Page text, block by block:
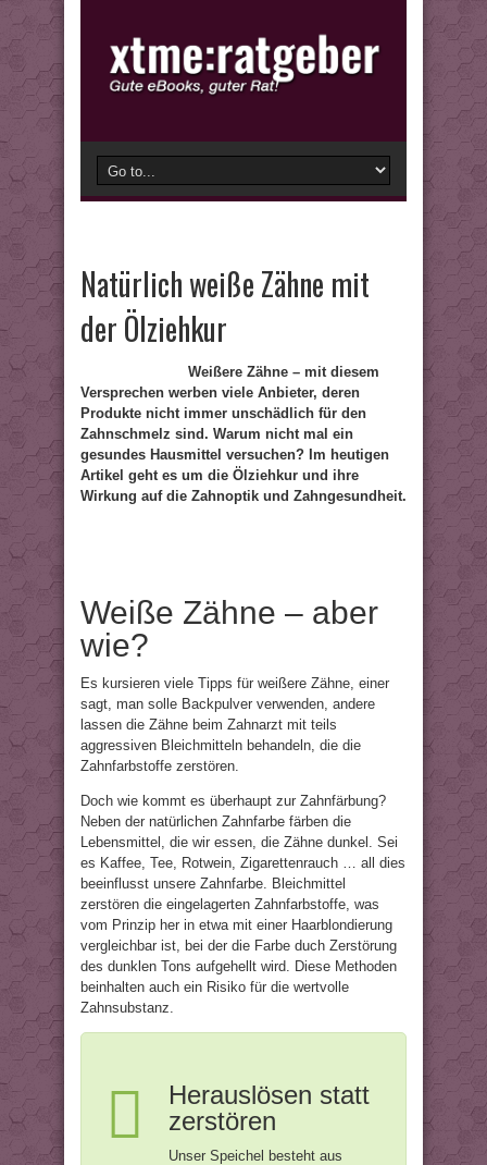
Natürlich weiße Zähne mit
der Ölziehkur
Weißere Zähne – mit diesem
Versprechen werben viele Anbieter, deren
Produkte nicht immer unschädlich für den
Zahnschmelz sind. Warum nicht mal ein
gesundes Hausmittel versuchen? Im heutigen
Artikel geht es um die Ölziehkur und ihre
Wirkung auf die Zahnoptik und Zahngesundheit.
Weiße Zähne – aber
wie?
Es kursieren viele Tipps für weißere Zähne, einer
sagt, man solle Backpulver verwenden, andere
lassen die Zähne beim Zahnarzt mit teils
aggressiven Bleichmitteln behandeln, die die
Zahnfarbstoffe zerstören.
Doch wie kommt es überhaupt zur Zahnfärbung?
Neben der natürlichen Zahnfarbe färben die
Lebensmittel, die wir essen, die Zähne dunkel. Sei
es Kaffee, Tee, Rotwein, Zigarettenrauch … all dies
beeinflusst unsere Zahnfarbe. Bleichmittel
zerstören die eingelagerten Zahnfarbstoffe, was
vom Prinzip her in etwa mit einer Haarblondierung
vergleichbar ist, bei der die Farbe duch Zerstörung
des dunklen Tons aufgehellt wird. Diese Methoden
beinhalten auch ein Risiko für die wertvolle
Zahnsubstanz.
Herauslösen statt
zerstören
Unser Speichel besteht aus